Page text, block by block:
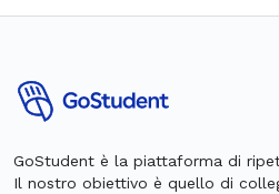
GoStudent è la piattaforma di
Il nostro obiettivo è quello di